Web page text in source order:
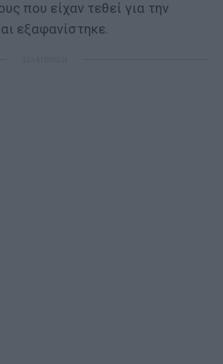
που είχαν τεθεί για την
εξαφανίστηκε.